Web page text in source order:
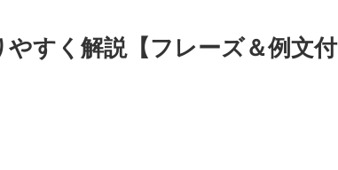
すく解説【フレーズ＆例文付